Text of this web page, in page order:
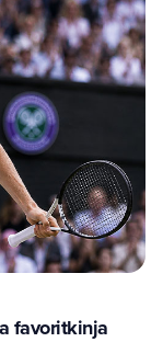
favoritkinja